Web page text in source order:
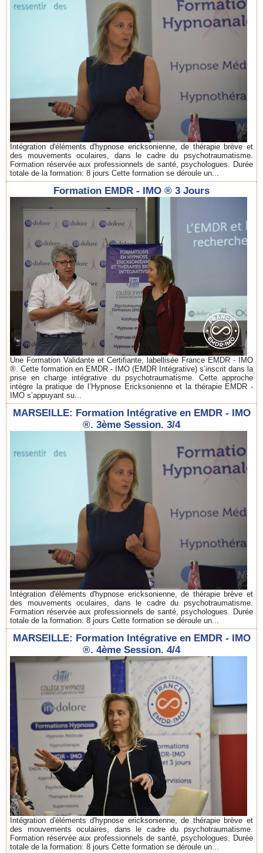
Intégration d'éléments d'hypnose ericksonienne, de thérapie brève et
des mouvements oculaires, dans le cadre du psychotraumatisme.
Formation réservée aux professionnels de santé, psychologues. Durée
totale de la formation: 8 jours Cette formation se déroule un...
Formation EMDR - IMO ® 3 Jours
Une Formation Validante et Certifiante, labellisée France EMDR - IMO
®. Cette formation en EMDR - IMO (EMDR Intégrative) s’inscrit dans la
prise en charge intégrative du psychotraumatisme. Cette approche
intègre la pratique de l’Hypnose Ericksonienne et la thérapie EMDR -
IMO s’appuyant su...
MARSEILLE: Formation Intégrative en EMDR - IMO
®. 3ème Session. 3/4
Intégration d'éléments d'hypnose ericksonienne, de thérapie brève et
des mouvements oculaires, dans le cadre du psychotraumatisme.
Formation réservée aux professionnels de santé, psychologues. Durée
totale de la formation: 8 jours Cette formation se déroule un...
MARSEILLE: Formation Intégrative en EMDR - IMO
®. 4ème Session. 4/4
Intégration d'éléments d'hypnose ericksonienne, de thérapie brève et
des mouvements oculaires, dans le cadre du psychotraumatisme.
Formation réservée aux professionnels de santé, psychologues. Durée
totale de la formation: 8 jours Cette formation se déroule un...